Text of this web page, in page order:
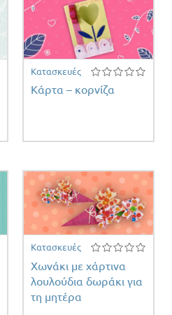
Κατασκευές
Κάρτα – κορνίζα
Κατασκευές
Χωνάκι με χάρτινα
λουλούδια δωράκι για
τη μητέρα